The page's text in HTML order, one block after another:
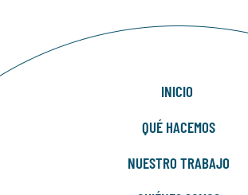
INICIO
QUÉ HACEMOS
NUESTRO TRABAJO